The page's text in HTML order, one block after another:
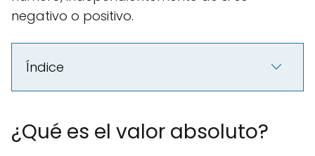
negativo o positivo.
Índice
¿Qué es el valor absoluto?